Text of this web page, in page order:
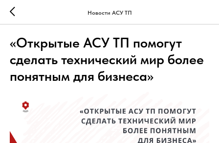
Новости АСУ ТП
«Открытые АСУ ТП помогут
сделать технический мир более
понятным для бизнеса»